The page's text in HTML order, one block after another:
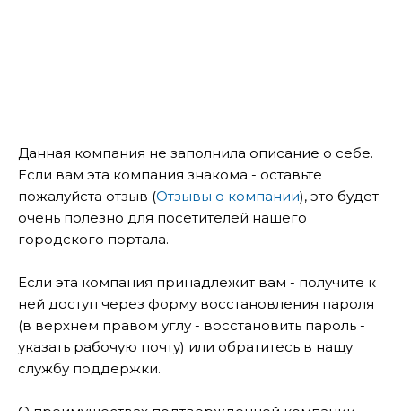
Данная компания не заполнила описание о себе.
Если вам эта компания знакома - оставьте
пожалуйста отзыв (Отзывы о компании), это будет
очень полезно для посетителей нашего
городского портала.
Если эта компания принадлежит вам - получите к
ней доступ через форму восстановления пароля
(в верхнем правом углу - восстановить пароль -
указать рабочую почту) или обратитесь в нашу
службу поддержки.